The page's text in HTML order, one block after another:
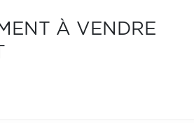
À VENDRE